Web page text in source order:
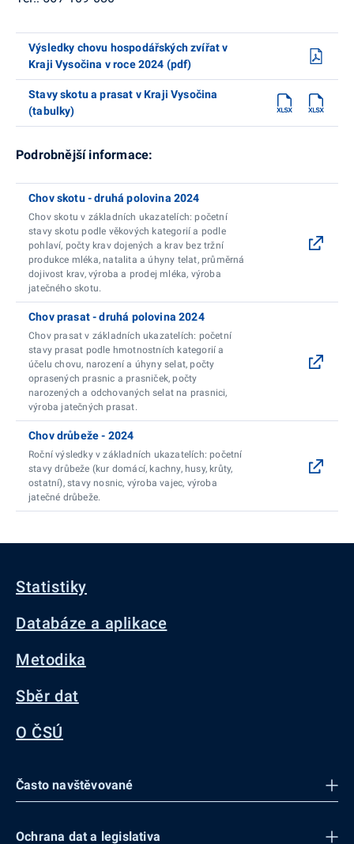
Výsledky chovu hospodářských zvířat v
Kraji Vysočina v roce 2024 (pdf)
Stavy skotu a prasat v Kraji Vysočina
(tabulky)
Podrobnější informace:
Chov skotu - druhá polovina 2024
Chov skotu v základních ukazatelích: početní
stavy skotu podle věkových kategorií a podle
pohlaví, počty krav dojených a krav bez tržní
produkce mléka, natalita a úhyny telat, průměrná
dojivost krav, výroba a prodej mléka, výroba
jatečného skotu.
Chov prasat - druhá polovina 2024
Chov prasat v základních ukazatelích: početní
stavy prasat podle hmotnostních kategorií a
účelu chovu, narození a úhyny selat, počty
oprasených prasnic a prasniček, počty
narozených a odchovaných selat na prasnici,
výroba jatečných prasat.
Chov drůbeže - 2024
Roční výsledky v základních ukazatelích: početní
stavy drůbeže (kur domácí, kachny, husy, krůty,
ostatní), stavy nosnic, výroba vajec, výroba
jatečné drůbeže.
Statistiky
Databáze a aplikace
Metodika
Sběr dat
O ČSÚ
Často navštěvované
Ochrana dat a legislativa